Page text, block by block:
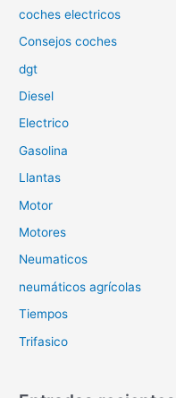
o
coches electricos
Consejos coches
dgt
Diesel
Electrico
Gasolina
Llantas
Motor
Motores
Neumaticos
neumáticos agrícolas
Tiempos
Trifasico